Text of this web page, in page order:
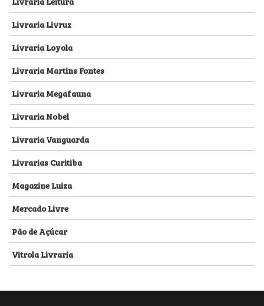
Livraria Livruz
Livraria Loyola
Livraria Martins Fontes
Livraria Megafauna
Livraria Nobel
Livraria Vanguarda
Livrarias Curitiba
Magazine Luiza
Mercado Livre
Pão de Açúcar
Vitrola Livraria